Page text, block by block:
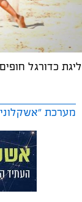
ליגת כדורגל
מערכת "אשקלונים" / 18:08